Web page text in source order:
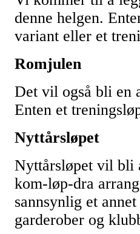
denne helgen.
variant eller et
Romjulen
Det vil også bli en
Enten et
Nyttårsløpet
Nyttårsløpet vil bli
kom-løp-dra
sannsynlig et
garderober og